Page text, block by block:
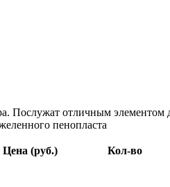
Послужат отличным
пенопласта
Цена (руб.) Кол-во